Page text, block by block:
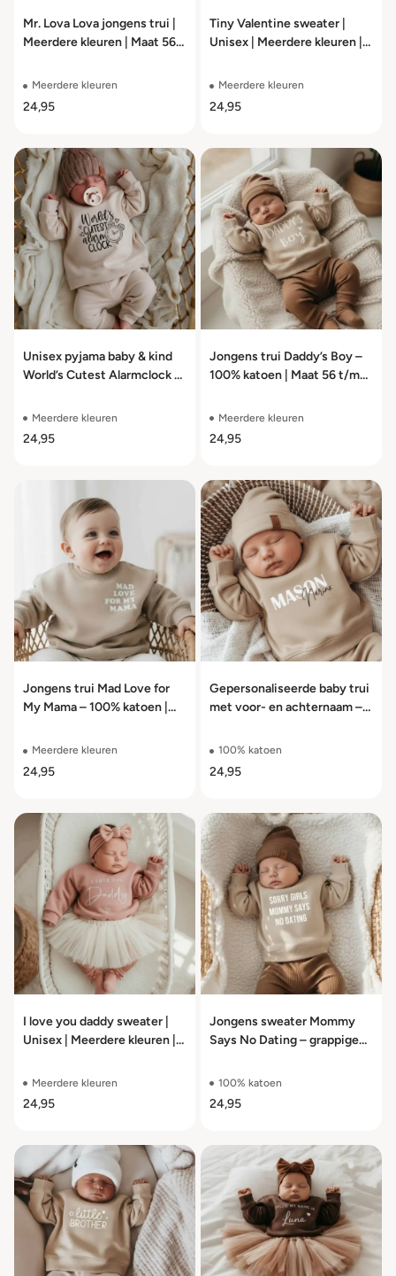
Mr. Lova Lova jongens trui |
Meerdere kleuren | Maat 56
Meerdere kleuren
24,95
Tiny Valentine sweater |
Unisex | Meerdere kleuren |
Meerdere kleuren
24,95
Unisex pyjama baby & kind
World’s Cutest Alarmclock –
Meerdere kleuren
24,95
Jongens trui Daddy’s Boy –
100% katoen | Maat 56 t/m
Meerdere kleuren
24,95
Jongens trui Mad Love for
My Mama – 100% katoen |
Meerdere kleuren
24,95
Gepersonaliseerde baby trui
met voor- en achternaam –
100% katoen
24,95
I love you daddy sweater |
Unisex | Meerdere kleuren |
Meerdere kleuren
24,95
Jongens sweater Mommy
Says No Dating – grappige
56 t/m 104
100% katoen
24,95